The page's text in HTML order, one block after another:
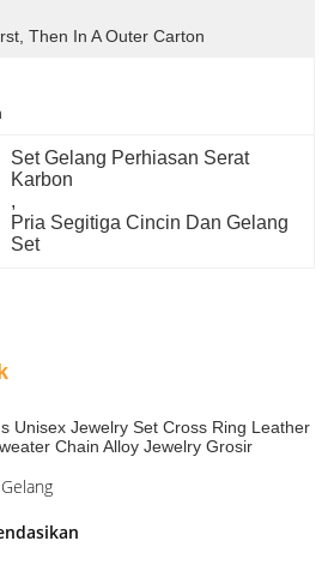
Then In A Outer Carton
Set Gelang Perhiasan Serat
Karbon
,
Pria Segitiga Cincin Dan Gelang
Set
Unisex Jewelry Set Cross Ring Leather
Chain Alloy Jewelry Grosir